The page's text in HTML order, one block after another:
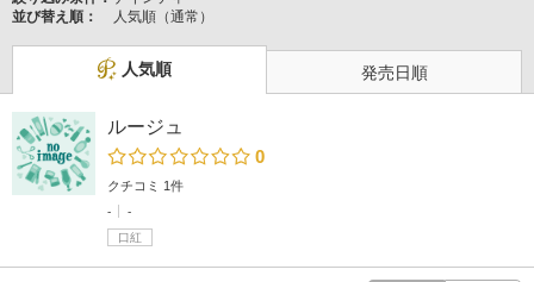
並び替え順：
人気順（通常）
人気順 発売日順
ルージュ
0
クチコミ 1件
-
-
口紅